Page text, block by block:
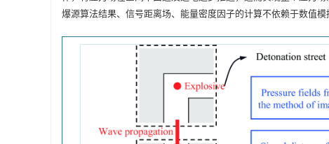
爆源算法结果、信号距离场、能量密度因子的计算不依赖于数值